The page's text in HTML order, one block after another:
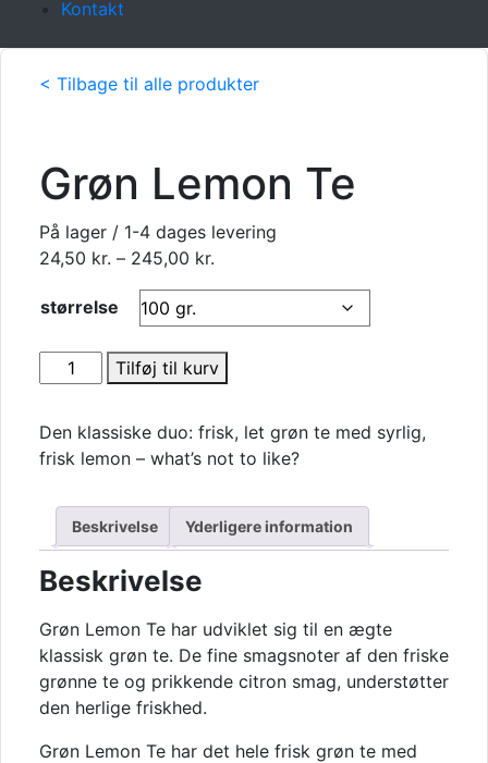
Kontakt
< Tilbage til alle produkter
Grøn Lemon Te
På lager / 1-4 dages levering
24,50 kr. – 245,00 kr.
størrelse
Grøn
Lemon
antal
Tilføj til kurv
Den klassiske duo: frisk, let grøn te med syrlig,
frisk lemon – what’s not to like?
Beskrivelse Yderligere information
Beskrivelse
Grøn Lemon Te har udviklet sig til en ægte
klassisk grøn te. De fine smagsnoter af den friske
grønne te og prikkende citron smag, understøtter
den herlige friskhed.
Grøn Lemon Te har det hele frisk grøn te med